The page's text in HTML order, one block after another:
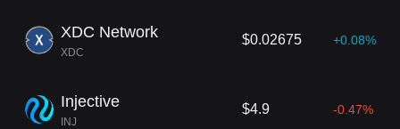
XDC Network
XDC
$0.02675 +0.08%
Injective
INJ
$4.9 -0.47%